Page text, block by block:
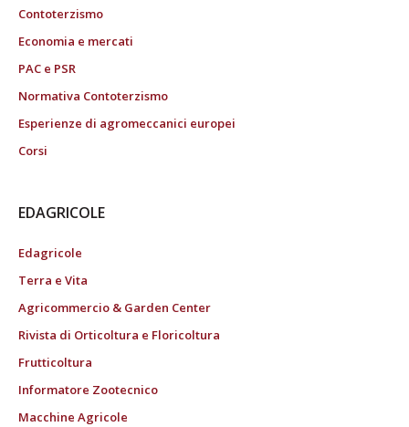
Contoterzismo
Economia e mercati
PAC e PSR
Normativa Contoterzismo
Esperienze di agromeccanici europei
Corsi
EDAGRICOLE
Edagricole
Terra e Vita
Agricommercio & Garden Center
Rivista di Orticoltura e Floricoltura
Frutticoltura
Informatore Zootecnico
Macchine Agricole